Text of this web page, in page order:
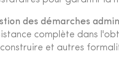
des démarches
complète dans
et autres